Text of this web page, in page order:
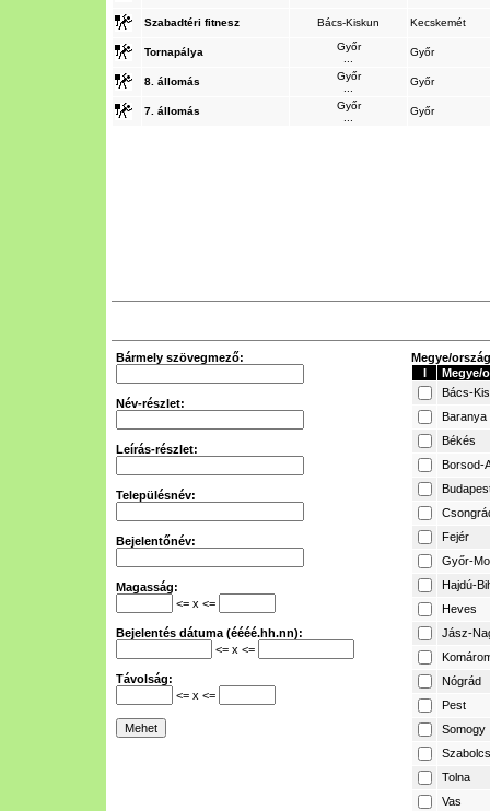
Szabadtéri fitnesz Bács-Kiskun Kecskemét
Tornapálya
Győr
Győr
8. állomás
Győr
Győr
7. állomás
Győr
Győr
Bármely szövegmező:
Név-részlet:
Leírás-részlet:
Településnév:
Bejelentőnév:
Magasság:
<= x <=
Bejelentés dátuma (éééé.hh.nn):
<= x <=
Távolság:
<= x <=
Megye/
I
Megye/
Bács-
Baranya
Békés
Borsod-
Fejér
Győr-
Hajdú-
Heves
Jász-
Nógrád
Pest
Somogy
Tolna
Vas